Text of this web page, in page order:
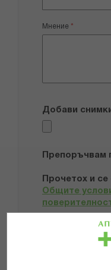
Мнение
Добави
Препоръчвам
Прочетох и
Общите